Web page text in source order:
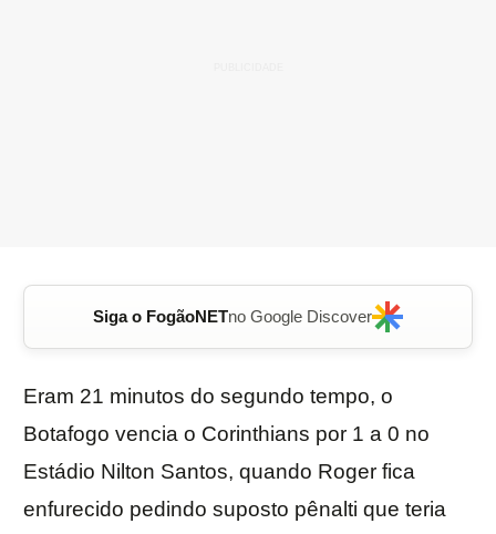
Siga o FogãoNETno Google Discover
Eram 21 minutos do segundo tempo, o
Botafogo vencia o Corinthians por 1 a 0 no
Estádio Nilton Santos, quando Roger fica
enfurecido pedindo suposto pênalti que teria